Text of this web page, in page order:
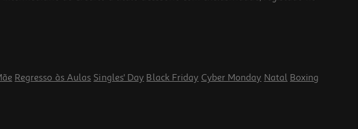
Regresso às Aulas Singles' Day Black Friday Cyber Monday Natal Boxing